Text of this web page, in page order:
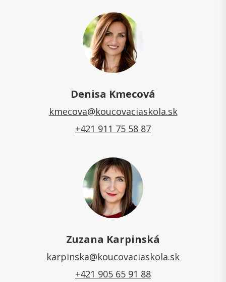
Denisa Kmecová
kmecova@koucovaciaskola.sk
+421 911 75 58 87
Zuzana Karpinská
karpinska@koucovaciaskola.sk
+421 905 65 91 88